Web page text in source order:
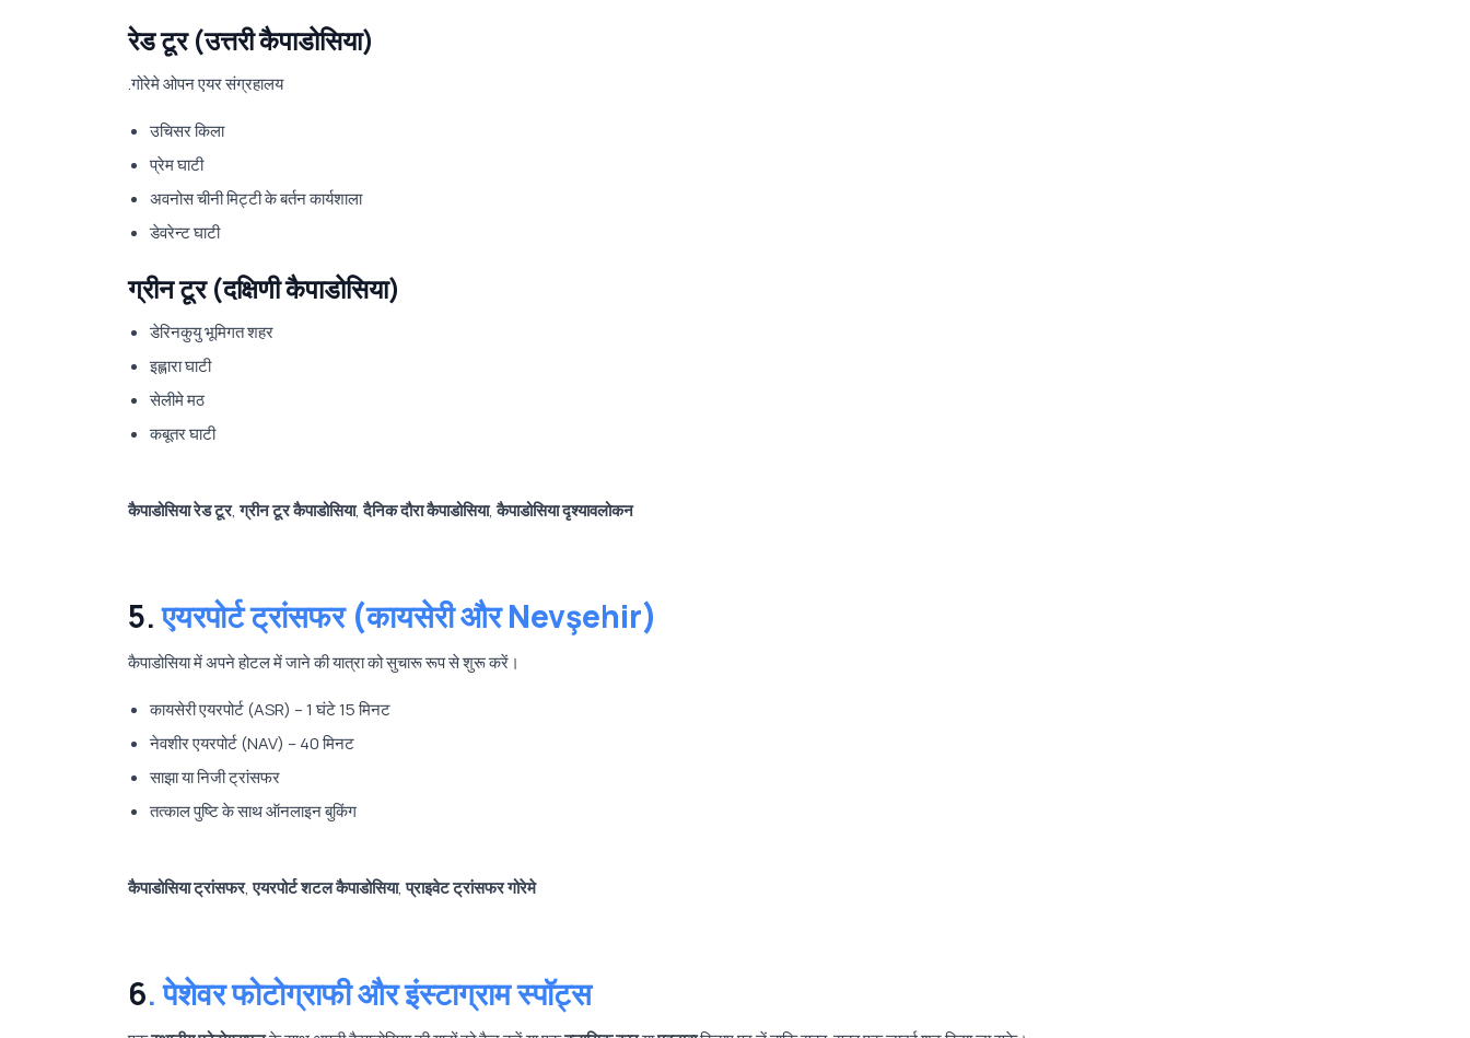
रेड टूर (उत्तरी कैपाडोसिया)
.गोरेमे ओपन एयर संग्रहालय
उचिसर किला
प्रेम घाटी
अवनोस चीनी मिट्टी के बर्तन कार्यशाला
डेवरेन्ट घाटी
ग्रीन टूर (दक्षिणी कैपाडोसिया)
डेरिनकुयु भूमिगत शहर
इह्लारा घाटी
सेलीमे मठ
कबूतर घाटी
कैपाडोसिया रेड टूर,ग्रीन टूर कैपाडोसिया,दैनिक दौरा कैपाडोसिया,कैपाडोसिया दृश्यावलोकन
5.एयरपोर्ट ट्रांसफर (कायसेरी और Nevşehir)
कैपाडोसिया में अपने होटल में जाने की यात्रा को सुचारू रूप से शुरू करें।
कायसेरी एयरपोर्ट (ASR) – 1 घंटे 15 मिनट
नेवशीर एयरपोर्ट (NAV) – 40 मिनट
साझा या निजी ट्रांसफर
तत्काल पुष्टि के साथ ऑनलाइन बुकिंग
कैपाडोसिया ट्रांसफर,एयरपोर्ट शटल कैपाडोसिया,प्राइवेट ट्रांसफर गोरेमे
6.पेशेवर फोटोग्राफी और इंस्टाग्राम स्पॉट्स